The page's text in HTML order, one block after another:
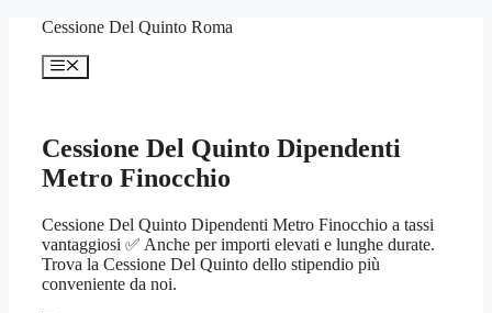
contenuto
Cessione Del Quinto Roma
Menu
Cessione Del Quinto Dipendenti
Metro Finocchio
Cessione Del Quinto Dipendenti Metro Finocchio a tassi
vantaggiosi ✅ Anche per importi elevati e lunghe durate.
Trova la Cessione Del Quinto dello stipendio più
conveniente da noi.